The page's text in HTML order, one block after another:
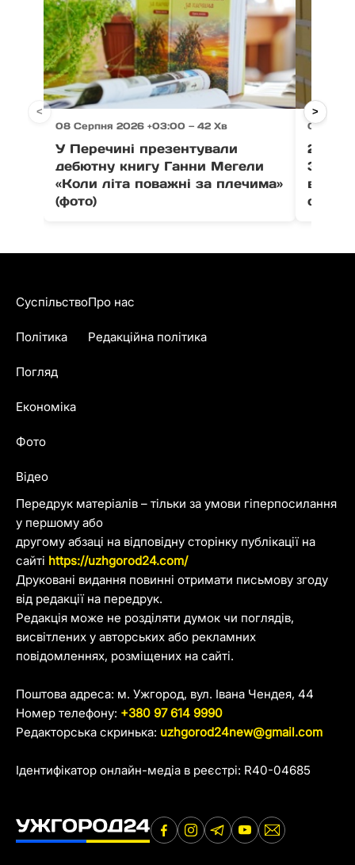
08 Серпня 2026 +03:00 — 42 Хв
У Перечині презентували
дебютну книгу Ганни Мегели
«Коли літа поважні за плечима»
(фото)
08
21
< >
Передрук матеріалів – тільки за умови гіперпосилання
у першому або
другому абзаці на відповідну сторінку публікації на
сайті https://uzhgorod24.com/
Друковані видання повинні отримати письмову згоду
від редакції на передрук.
Редакція може не розділяти думок чи поглядів,
висвітлених у авторських або рекламних
повідомленнях, розміщених на сайті.
Поштова адреса: м. Ужгород, вул. Івана Чендея, 44
Номер телефону: +380 97 614 9990
Редакторська скринька: uzhgorod24new@gmail.com
Ідентифікатор онлайн-медіа в реєстрі: R40-04685
Суспільство
Політика
Погляд
Економіка
Фото
Відео
Про нас
Редакційна політика